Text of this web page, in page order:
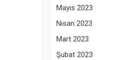
Mayıs 2023
Nisan 2023
Mart 2023
Şubat 2023